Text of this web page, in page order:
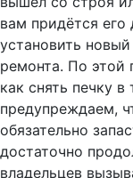
вам придётся его
установить
ремонта. По этой
как снять печку
предупреждаем,
обязательно
достаточно
владельцев